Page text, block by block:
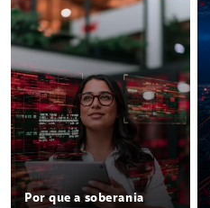
Por que a soberania